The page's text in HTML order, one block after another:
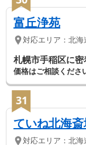
富丘浄苑
対応エリア： 北海
札幌市手稲区に
価格はご相談くださ
31
ていね北海
対応エリア： 北海